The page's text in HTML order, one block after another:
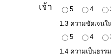
5
4
1.3 ความชัดเจน
5
4
1.4 ความเป็นธรร
เจ้า